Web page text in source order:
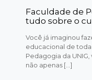
Faculdade de
tudo sobre o
Você já imaginou
educacional de
Pedagogia da
não apenas […]